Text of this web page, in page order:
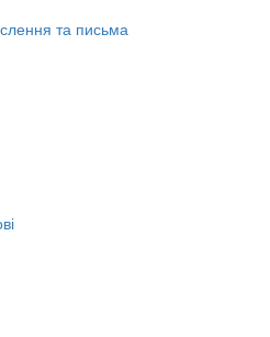
та письма